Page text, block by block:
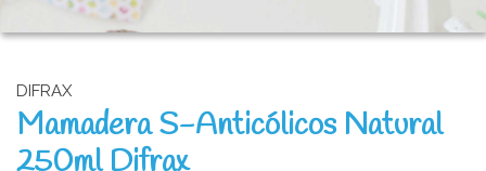
DIFRAX
Mamadera S-Anticólicos Natural